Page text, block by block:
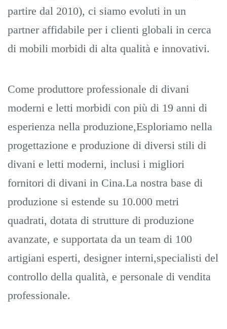
partire dal 2010), ci siamo evoluti in un
partner affidabile per i clienti globali in cerca
di mobili morbidi di alta qualità e innovativi.
Come produttore professionale di divani
moderni e letti morbidi con più di 19 anni di
esperienza nella produzione,Esploriamo nella
progettazione e produzione di diversi stili di
divani e letti moderni, inclusi i migliori
fornitori di divani in Cina.La nostra base di
produzione si estende su 10.000 metri
quadrati, dotata di strutture di produzione
avanzate, e supportata da un team di 100
artigiani esperti, designer interni,specialisti del
controllo della qualità, e personale di vendita
professionale.